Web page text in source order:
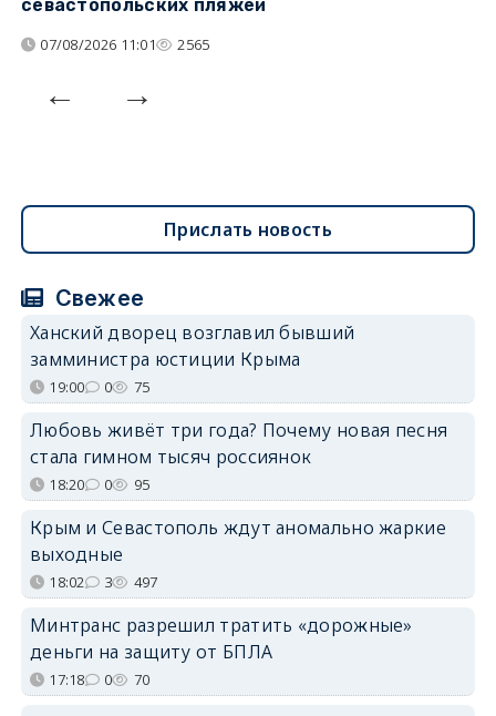
севастопольских пляжей
07/08/2026 11:01 2565
Прислать новость
Свежее
Ханский дворец возглавил бывший
замминистра юстиции Крыма
19:00 0 75
Любовь живёт три года? Почему новая песня
стала гимном тысяч россиянок
18:20 0 95
Крым и Севастополь ждут аномально жаркие
выходные
18:02 3 497
Минтранс разрешил тратить «дорожные»
деньги на защиту от БПЛА
17:18 0 70